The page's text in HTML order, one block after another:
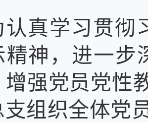
认真学习贯彻
精神，进一步
增强党员党性
支组织全体党